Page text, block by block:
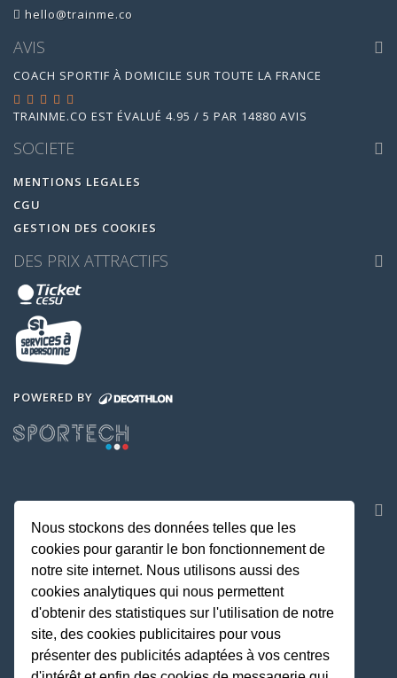
hello@trainme.co
AVIS
COACH SPORTIF À DOMICILE SUR TOUTE LA FRANCE
TRAINME.CO EST ÉVALUÉ 4.95 / 5 PAR 14880 AVIS
SOCIETE
MENTIONS LEGALES
CGU
GESTION DES COOKIES
DES PRIX ATTRACTIFS
POWERED BY
Nous stockons des données telles que les
cookies pour garantir le bon fonctionnement de
notre site internet. Nous utilisons aussi des
cookies analytiques qui nous permettent
d'obtenir des statistiques sur l'utilisation de notre
site, des cookies publicitaires pour vous
présenter des publicités adaptées à vos centres